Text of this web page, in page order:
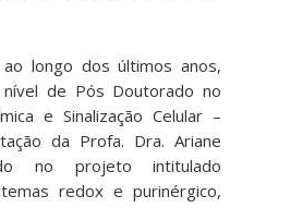
longo dos últimos anos,
de Pós Doutorado no
e Sinalização Celular –
da Profa. Dra. Ariane
no projeto intitulado
redox e purinérgico,